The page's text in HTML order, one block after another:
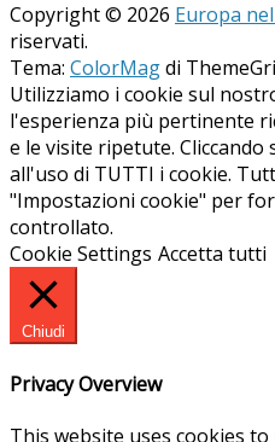
Copyright © 2026 Europa
riservati.
Tema: ColorMagdi
Utilizziamo i cookie sul
l'esperienza più pertinente
e le visite ripetute.
all'uso di TUTTI i cookie.
"Impostazioni cookie" per
controllato.
Cookie Settings Accetta tutti
Chiudi
Privacy Overview
This website uses cookies